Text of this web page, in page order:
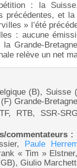
: la
et la
» l’été
: aucune
la Grande-
relève un net
(B), Suisse
Grande-
RTB, SSR-
commentateurs :
Paule
« Tim »
Giulio